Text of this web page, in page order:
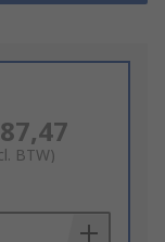
BTW)